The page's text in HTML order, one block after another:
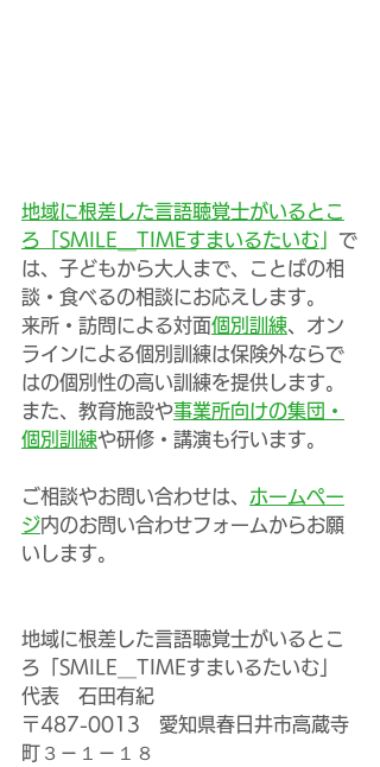
地域に根差した言語聴覚士がいるとこ
ろ「SMILE＿TIMEすまいるたいむ
で
は、子どもから大人まで、ことばの相
談・食べるの相談にお応えします。
来所・訪問による対面個別訓練、オン
ラインによる個別訓練は保険外ならで
はの個別性の高い訓練を提供します。
また、教育施設や事業所向けの集団・
個別訓練や研修・講演も行います。
ご相談やお問い合わせは、 ホームペー
ジ内のお問い合わせフォームからお願
いします。
地域に根差した言語聴覚士がいるとこ
ろ「SMILE＿TIMEすまいるたいむ」
代表　石田有紀
〒487-0013　愛知県春日井市高蔵寺
町３－１－１８